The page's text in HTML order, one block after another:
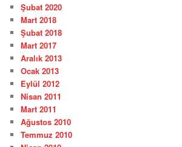
Şubat 2020
Mart 2018
Şubat 2018
Mart 2017
Aralık 2013
Ocak 2013
Eylül 2012
Nisan 2011
Mart 2011
Ağustos 2010
Temmuz 2010